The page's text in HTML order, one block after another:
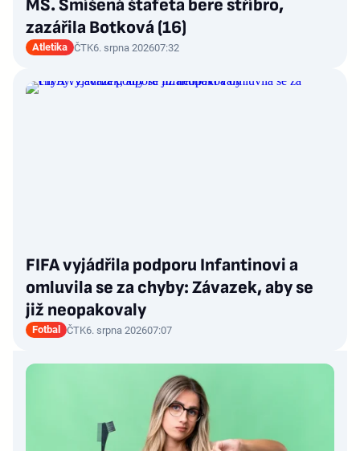
MS. Smíšená štafeta bere stříbro,
zazářila Botková (16)
Atletika ČTK6. srpna 202607:32
FIFA vyjádřila podporu Infantinovi a
omluvila se za chyby: Závazek, aby se
již neopakovaly
Fotbal ČTK6. srpna 202607:07